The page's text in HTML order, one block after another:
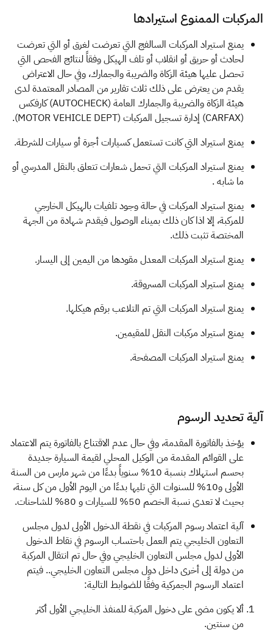
المركبات الممنوع استيرادها
يمنع استيراد المركبات السالفج التي تعرضت لغرق أو التي تعرضت
لحادث أو حريق أو انقلاب أو تلف الهيكل وفقاً لنتائج الفحص التي
تحصل عليها هيئة الزكاة والضريبة والجمارك​، وفي حال الاعتراض
يقدم من يعترض على ذلك ثلاث تقارير من المصادر المعتمدة لدى
هيئة الزكاة والضريبة والجمارك العامة (AUTOCHECK) كارفكس
(CARFAX) إدارة تسجيل المركبات (MOTOR VEHICLE DEPT).
يمنع استيراد التي كانت تستعمل كسيارات أجرة أو سيارات للشرطة.
يمنع استيراد المركبات التي تحمل شعارات تتعلق بالنقل المدرسي أو
ما شابه .
يمنع استيراد المركبات في حالة وجود تلفيات بالهيكل الخارجي
للمركبة، إلا اذا كان ذلك بميناء الوصول فيقدم شهادة من الجهة
المختصة تثبت ذلك.
يمنع استيراد المركبات المعدل مقودها من اليمين إلى اليسار.
يمنع استيراد المركبات المسروقة.
يمنع استيراد المركبات التي تم التلاعب برقم هيكلها.
يمنع استيراد مركبات النقل للمقيمين.
يمنع استيراد المركبات المصفحة.
آلية تحديد الرسوم
يؤخذ بالفاتورة المقدمة، وفي حال عدم الاقتناع بالفاتورة يتم الاعتماد
على القوائم المقدمة من الوكيل المحلي لقيمة السيارة جديدة
بحسم استهلاك بنسبة 10% سنوياً بدءًا من شهر مارس من السنة
الأولى و10% للسنوات التي تليها بدءًا من اليوم الأول من كل سنة،
بحيث لا تعدى نسبة الخصم 50% للسيارات و 80% للشاحنات.
آلية اعتماد رسوم المركبات في نقطة الدخول الأولى لدول مجلس
التعاون الخليجي يتم العمل باحتساب الرسوم في نقاط الدخول
الأولى لدول مجلس التعاون الخليجي وفي حال تم انتقال المركبة
من دولة إلى أخرى داخل دول مجلس التعاون الخليجي.. فيتم
اعتماد الرسوم الجمركية وفقًا للضوابط التالية:
ألا يكون مضى على دخول المركبة للمنفذ الخليجي الأول أكثر
من سنتين.